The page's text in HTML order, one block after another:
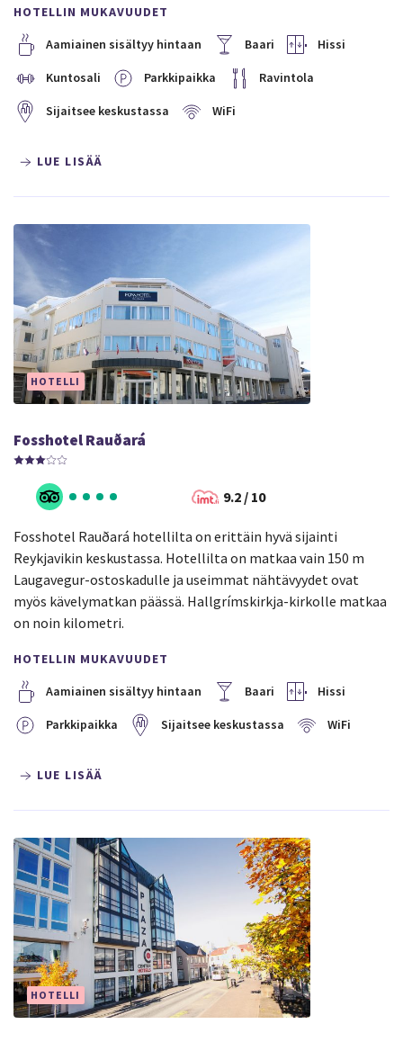
HOTELLIN MUKAVUUDET
Aamiainen sisältyy hintaan
Baari Hissi
Kuntosali Parkkipaikka Ravintola
Sijaitsee keskustassa WiFi
LUE LISÄÄ
HOTELLI
Fosshotel Rauðará
9.2 / 10
Fosshotel Rauðará hotellilta on erittäin hyvä sijainti
Reykjavikin keskustassa. Hotellilta on matkaa vain 150 m
Laugavegur-ostoskadulle ja useimmat nähtävyydet ovat
myös kävelymatkan päässä. Hallgrímskirkja-kirkolle matkaa
on noin kilometri.
HOTELLIN MUKAVUUDET
Aamiainen sisältyy hintaan
Baari Hissi
Parkkipaikka Sijaitsee keskustassa WiFi
LUE LISÄÄ
HOTELLI